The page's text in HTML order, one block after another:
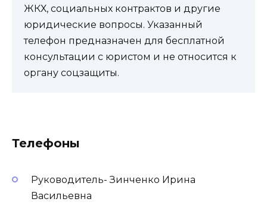
ЖКХ, социальных контрактов и другие
юридические вопросы. Указанный
телефон предназначен для бесплатной
консультации с юристом и не относится к
органу соцзащиты.
Телефоны
Руководитель- Зинченко Ирина
Васильевна